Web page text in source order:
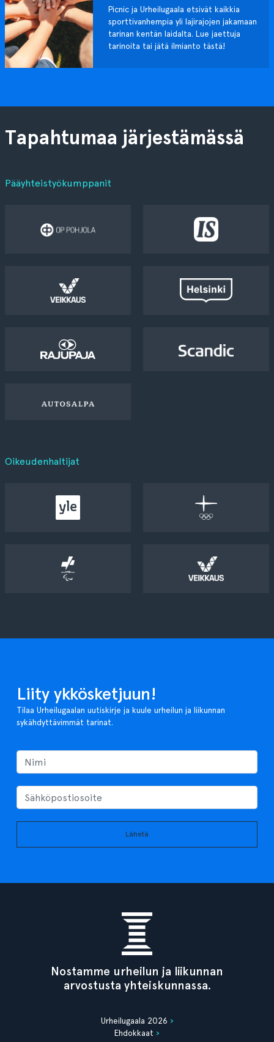
Picnic ja Urheilugaala etsivät kaikkia
sporttivanhempia yli lajirajojen jakamaan
tarinan kentän laidalta. Lue jaettuja
tarinoita tai jätä ilmianto tästä!
Tapahtumaa järjestämässä
Pääyhteistyökumppanit
Oikeudenhaltijat
Liity ykkösketjuun!
Tilaa Urheilugaalan uutiskirje ja kuule urheilun ja liikunnan
sykähdyttävimmät tarinat.
Lähetä
Nostamme urheilun ja liikunnan
arvostusta yhteiskunnassa.
Urheilugaala 2026
Ehdokkaat